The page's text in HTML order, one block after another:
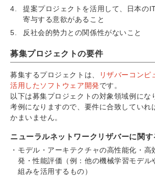
提案プロジェクトを活用して、日本の
寄与する意欲があること
反社会的勢力との関係性がないこと
募集プロジェクトの要件
募集するプロジェクトは、
リザバーコンピ
活用したソフトウェア開発です。
以下は募集プロジェクトの対象領域例にな
考例になりますので、要件に合致していれ
かまいません。
ニューラルネットワークリザバーに関す
モデル・アーキテクチャの高性能化・高
発・性能評価（例：他の機械学習モデル
組みを活用するもの）